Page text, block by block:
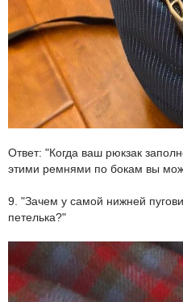
Ответ: "Когда ваш рюкзак
этими ремнями по бокам вы
9. "Зачем у самой нижней
петелька?"